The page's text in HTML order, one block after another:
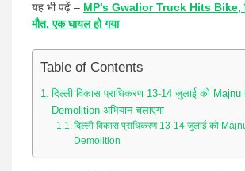
यह भी पढ़ें – MP’s Gwalior Truck Hits Bike,
मौत, एक घायल हो गया
Table of Contents
दिल्ली विकास प्राधिकरण 13-14 जुलाई को
Demolition अभियान चलाएगा
दिल्ली विकास प्राधिकरण 13-14 जुलाई को
Demolition